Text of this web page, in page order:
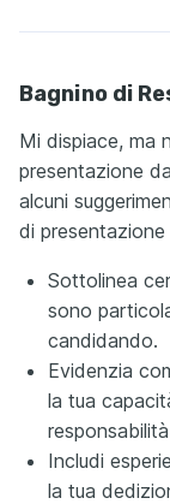
Bagnino di
Mi dispiace, ma
presentazione
alcuni
di
Sottolinea
sono
candidando.
Evidenzia
la tua
Includi
la tua